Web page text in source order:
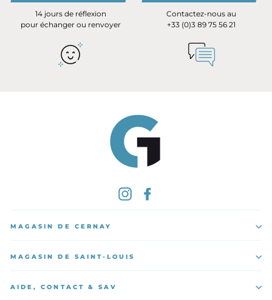
14 jours de réflexion
pour échanger ou renvoyer
Contactez-nous au
+33 (0)3 89 75 56 21
Instagram
MAGASIN DE CERNAY
MAGASIN DE SAINT-LOUIS
AIDE, CONTACT & SAV